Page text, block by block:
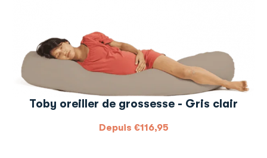
Toby oreiller de grossesse - Gris clair
Depuis €116,95